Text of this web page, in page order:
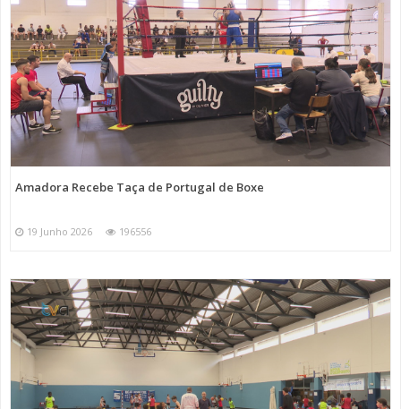
Amadora Recebe Taça de Portugal de Boxe
19 Junho 2026 196556